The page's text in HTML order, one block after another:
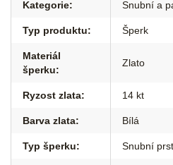
Kategorie: Snubní a
Typ produktu: Šperk
Materiál
šperku:
Zlato
Ryzost zlata: 14 kt
Barva zlata: Bílá
Typ šperku: Snubní